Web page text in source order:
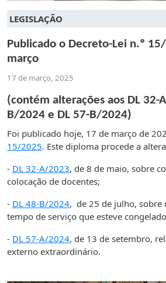
LEGISLAÇÃO
Publicado o Decreto-Lei n.º
março
17 de março, 2025
(contém alterações aos DL 32-
B/2024 e DL 57-B/2024)
Foi publicado hoje, 17 de março de
15/2025. Este diploma procede a
- DL 32-A/2023, de 8 de maio, sobre
colocação de docentes;
- DL 48-B/2024, de 25 de julho, sobre
tempo de serviço que esteve
- DL 57-A/2024, de 13 de setembro,
externo extraordinário.